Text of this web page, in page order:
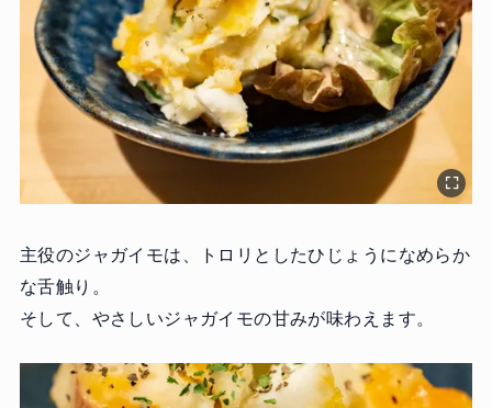
主役のジャガイモは、トロリとしたひじょうになめらか
な舌触り。
そして、やさしいジャガイモの甘みが味わえます。